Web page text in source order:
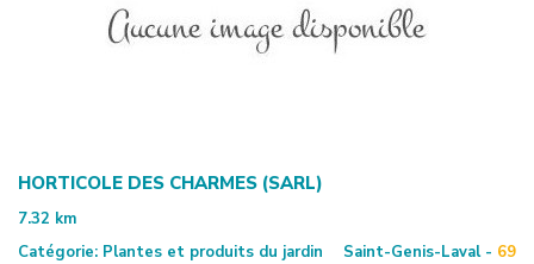
HORTICOLE DES CHARMES (SARL)
7.32 km
Catégorie: Plantes et produits du jardin Saint-Genis-Laval - 69